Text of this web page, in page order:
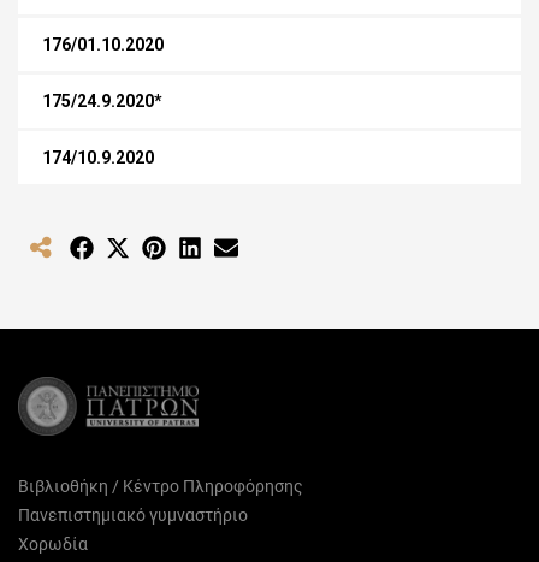
176/01.10.2020
175/24.9.2020*
174/10.9.2020
Share Share
(Twitter)
Share Share
Βιβλιοθήκη / Κέντρο Πληροφόρησης
Πανεπιστημιακό γυμναστήριο
Χορωδία